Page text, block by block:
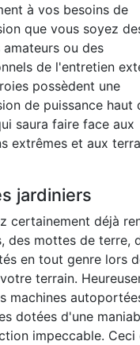
à vos besoins de
que vous soyez
amateurs ou des
de l'entretien
possèdent une
de puissance haut
saura faire face aux
extrêmes et aux
jardiniers
certainement déjà
des mottes de terre,
en tout genre lors
terrain.
machines
dotées d'une
impeccable. Ceci